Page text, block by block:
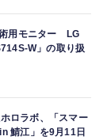
用モニター LG
W」の取り扱
ロラボ、「スマー
鯖江」を9月11日